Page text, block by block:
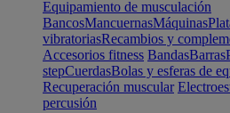
Equipamiento de musculación
BancosMancuernasMáquinas
vibratoriasRecambios y
Accesorios fitness BandasBarras
stepCuerdasBolas y esferas de
Recuperación muscular
percusión